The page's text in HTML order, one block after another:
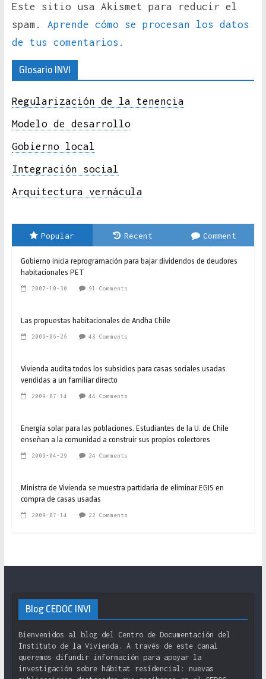
Este sitio usa Akismet para reducir el
spam. Aprende cómo se procesan los datos
de tus comentarios.
Glosario INVI
Regularización de la tenencia
Modelo de desarrollo
Gobierno local
Integración social
Arquitectura vernácula
Popular Recent Comment
Gobierno inicia reprogramación para bajar dividendos de deudores
habitacionales PET
2007-10-30 91 Comments
Las propuestas habitacionales de Andha Chile
2009-06-26 48 Comments
Vivienda audita todos los subsidios para casas sociales usadas
vendidas a un familiar directo
2009-07-14 44 Comments
Energía solar para las poblaciones. Estudiantes de la U. de Chile
enseñan a la comunidad a construir sus propios colectores
2009-04-29 24 Comments
Ministra de Vivienda se muestra partidaria de eliminar EGIS en
compra de casas usadas
2009-07-14 22 Comments
Blog CEDOC INVI
Bienvenidos al blog del Centro de Documentación del
Instituto de la Vivienda. A través de este canal
queremos difundir información para apoyar la
investigación sobre hábitat residencial: nuevas